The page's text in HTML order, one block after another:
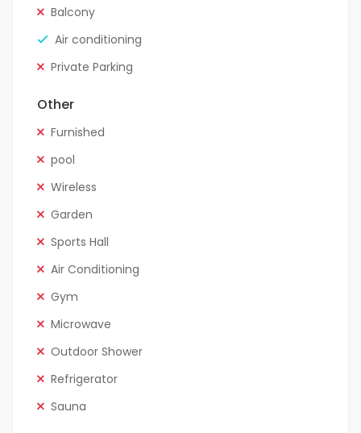
Balcony
Air conditioning
Private Parking
Other
Furnished
pool
Wireless
Garden
Sports Hall
Air Conditioning
Gym
Microwave
Outdoor Shower
Refrigerator
Sauna